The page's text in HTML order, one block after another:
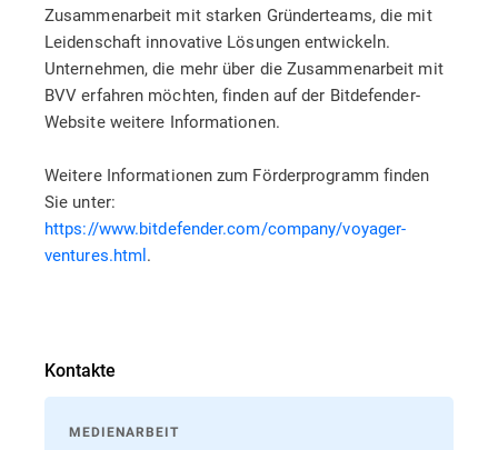
Zusammenarbeit mit starken Gründerteams, die mit
Leidenschaft innovative Lösungen entwickeln.
Unternehmen, die mehr über die Zusammenarbeit mit
BVV erfahren möchten, finden auf der Bitdefender-
Website weitere Informationen.
Weitere Informationen zum Förderprogramm finden
Sie unter:
https://www.bitdefender.com/company/voyager-
ventures.html.
Kontakte
MEDIENARBEIT